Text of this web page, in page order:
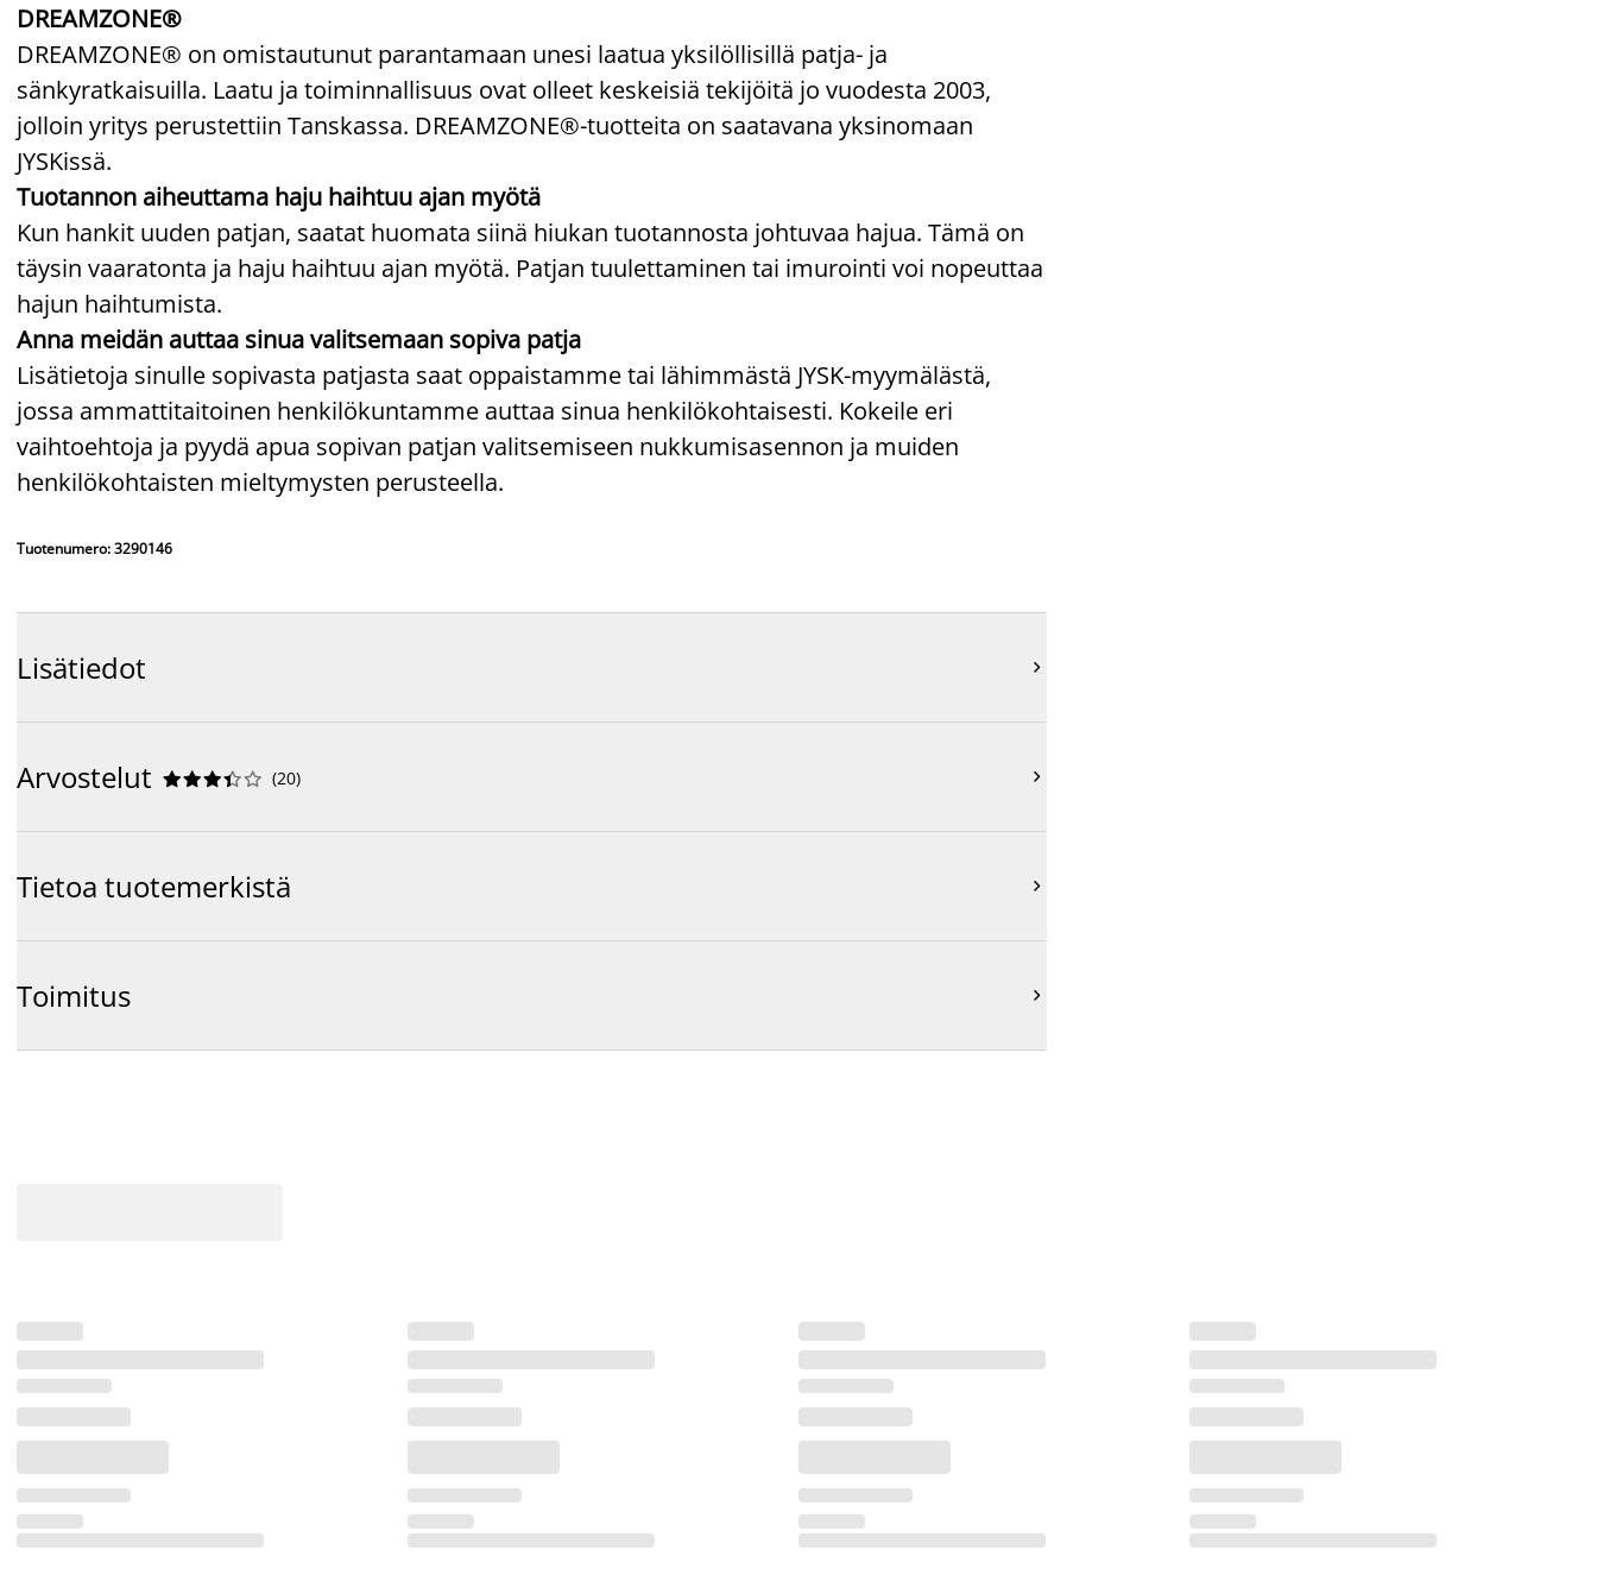
DREAMZONE®
DREAMZONE® on omistautunut parantamaan unesi laatua yksilöllisillä patja- ja
sänkyratkaisuilla. Laatu ja toiminnallisuus ovat olleet keskeisiä tekijöitä jo vuodesta 2003,
jolloin yritys perustettiin Tanskassa. DREAMZONE®-tuotteita on saatavana yksinomaan
JYSKissä.
Tuotannon aiheuttama haju haihtuu ajan myötä
Kun hankit uuden patjan, saatat huomata siinä hiukan tuotannosta johtuvaa hajua. Tämä on
täysin vaaratonta ja haju haihtuu ajan myötä. Patjan tuulettaminen tai imurointi voi nopeuttaa
hajun haihtumista.
Anna meidän auttaa sinua valitsemaan sopiva patja
Lisätietoja sinulle sopivasta patjasta saat oppaistamme tai lähimmästä JYSK-myymälästä,
jossa ammattitaitoinen henkilökuntamme auttaa sinua henkilökohtaisesti. Kokeile eri
vaihtoehtoja ja pyydä apua sopivan patjan valitsemiseen nukkumisasennon ja muiden
henkilökohtaisten mieltymysten perusteella.
Tuotenumero: 3290146
Lisätiedot 
Arvostelut 




 (20) 
Tietoa tuotemerkistä 
Toimitus 